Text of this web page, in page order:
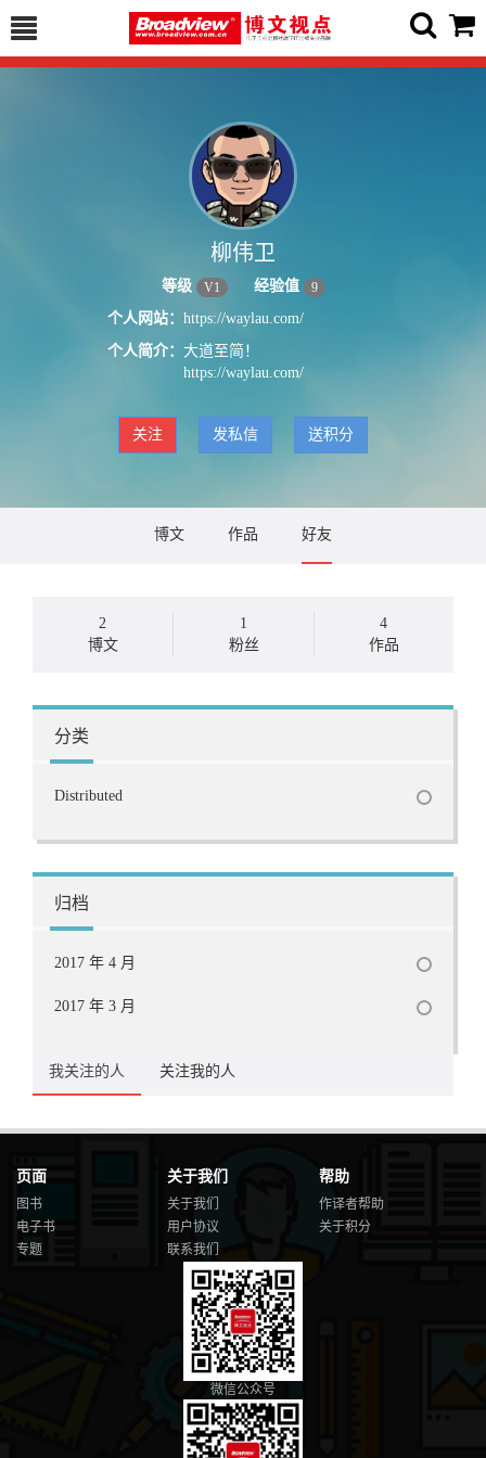
柳伟卫
等级 V1 经验值 9
个人网站： https://waylau.com/
个人简介： 大道至简！
https://waylau.com/
关注 发私信 送积分
博文 作品 好友
2
博文
1
粉丝
4
作品
分类
Distributed
归档
2017 年 4 月
2017 年 3 月
我关注的人 关注我的人
页面
图书
电子书
专题
关于我们
关于我们
用户协议
联系我们
帮助
作译者帮助
关于积分
微信公众号